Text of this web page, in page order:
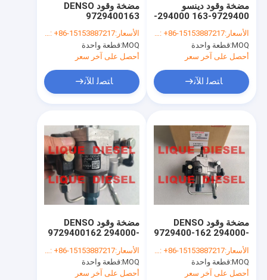
Request A Quote
حاقن دلفي
حاقن دينسو
حاقن آخر
مجسات السكك الحديدية المشتركة
مجموعات إصلاح
مضخة وقود DENSO
9729400163
2940001630
2940001631
2940001632 5318651
294000-163
الأسعار:WhatsApp/WeChat: +86-15153887217
MOQ: قطعة واحدة
أحصل على آخر سعر
ﺎﺘﺼﻟ ﺍﻶﻧ
مضخة وقود دينسو
9729400-163 294000-
294000-1632
5318651
الأسعار:WhatsApp/WeChat: +86-15153887217
MOQ: قطعة واحدة
أحصل على آخر سعر
ﺎﺘﺼﻟ ﺍﻶﻧ
مضخة وقود DENSO
9729400162 294000-
294000-1621 8-
98178304-1 294000-
1622 8-98178304-2
الأسعار:WhatsApp/WeChat: +86-15153887217
MOQ: قطعة واحدة
أحصل على آخر سعر
مضخة وقود DENSO
9729400-162 294000-
2940001623
8981783043
98178304
الأسعار:WhatsApp/WeChat: +86-15153887217
MOQ: قطعة واحدة
أحصل على آخر سعر